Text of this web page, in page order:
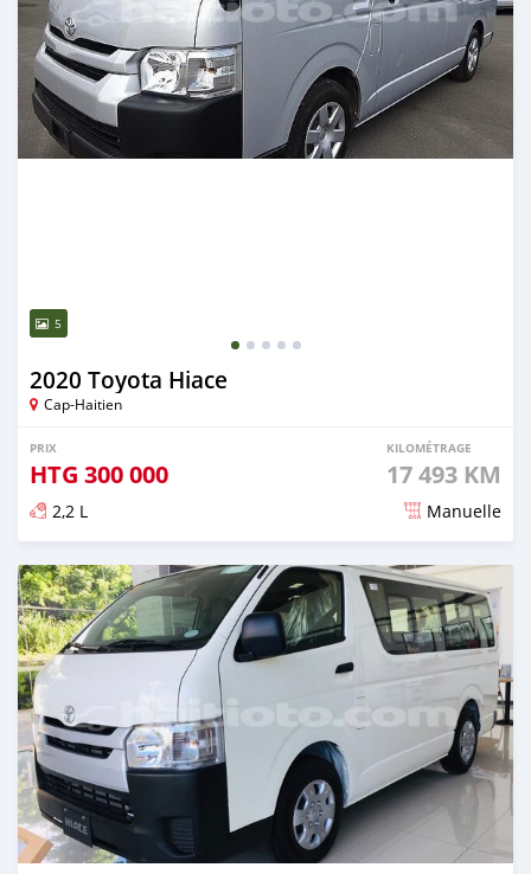
5
2020 Toyota Hiace
Cap-Haitien
PRIX
HTG 300 000
KILOMÉTRAGE
17 493 KM
2,2 L Manuelle
Publié il y a plus de 3 ans